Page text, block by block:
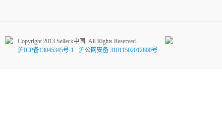
Copyright 2013 Selleck中国. All Rights Reserved.
沪ICP备13045345号-1
沪公网安备 31011502012800号